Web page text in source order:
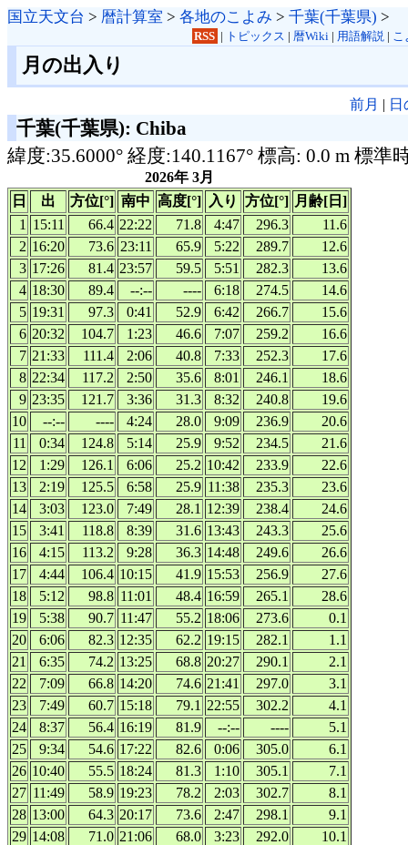
国立天文台 > 暦計算室 > 各地のこよみ > 千葉(千葉県) >
RSS | トピックス | 暦Wiki| 用語解説| こ
月の出入り
前月 |
千葉(千葉県): Chiba
緯度:35.6000° 経度:140.1167° 標高: 0.0 m 標準
2026年 3月
日
出 方位[°] 南中 高度[°] 入り 方位[°] 月齢[日]
1
15:11 66.4 22:22 71.8 4:47 296.3
11.6
2 16:20 73.6 23:11 65.9 5:22 289.7
12.6
3 17:26 81.4 23:57 59.5 5:51 282.3
13.6
4 18:30 89.4 --:-- ---- 6:18 274.5
14.6
5 19:31 97.3 0:41 52.9 6:42 266.7
15.6
6 20:32 104.7 1:23 46.6 7:07 259.2
16.6
7 21:33 111.4 2:06 40.8 7:33 252.3
17.6
8 22:34 117.2 2:50 35.6 8:01 246.1
18.6
9 23:35 121.7 3:36 31.3 8:32 240.8
19.6
10
--:-- ---- 4:24 28.0 9:09 236.9
20.6
11
0:34 124.8 5:14 25.9 9:52 234.5
21.6
12
1:29 126.1 6:06 25.2 10:42 233.9
22.6
13
2:19 125.5 6:58 25.9 11:38 235.3
23.6
14
3:03 123.0 7:49 28.1 12:39 238.4
24.6
15
3:41 118.8 8:39 31.6 13:43 243.3
25.6
16
4:15 113.2 9:28 36.3 14:48 249.6
26.6
17
4:44 106.4 10:15 41.9 15:53 256.9
27.6
18
5:12 98.8 11:01 48.4 16:59 265.1
28.6
19
5:38 90.7 11:47 55.2 18:06 273.6
0.1
20
6:06 82.3 12:35 62.2 19:15 282.1
1.1
21
6:35 74.2 13:25 68.8 20:27 290.1
2.1
22
7:09 66.8 14:20 74.6 21:41 297.0
3.1
23
7:49 60.7 15:18 79.1 22:55 302.2
4.1
24
8:37 56.4 16:19 81.9 --:-- ----
5.1
25
9:34 54.6 17:22 82.6 0:06 305.0
6.1
26 10:40 55.5 18:24 81.3 1:10 305.1
7.1
27 11:49 58.9 19:23 78.2 2:03 302.7
8.1
28 13:00 64.3 20:17 73.6 2:47 298.1
9.1
29 14:08 71.0 21:06 68.0 3:23 292.0
10.1